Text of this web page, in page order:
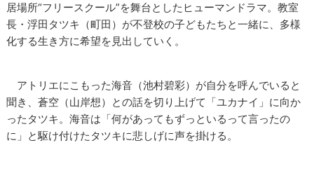
居場所“フリースクール”を舞台としたヒューマンドラマ。教室
長・浮田タツキ（町田）が不登校の子どもたちと一緒に、多様
化する生き方に希望を見出していく。
アトリエにこもった海音（池村碧彩）が自分を呼んでいると
聞き、蒼空（山岸想）との話を切り上げて「ユカナイ」に向か
ったタツキ。海音は「何があってもずっといるって言ったの
に」と駆け付けたタツキに悲しげに声を掛ける。